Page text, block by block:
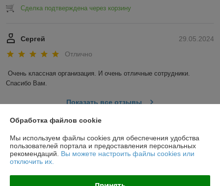
Сделка подтверждена через корзину
29.05.2024
Сергей
Отлично
Очень классная организация. И очень отличные сотрудники.
Спасибо Вам.
Показать все отзывы
О нас
Контакты
Обработка файлов cookie
Мы используем файлы cookies для обеспечения удобства
пользователей портала и предоставления персональных
рекомендаций. Вы можете настроить файлы cookies или
отключить их.